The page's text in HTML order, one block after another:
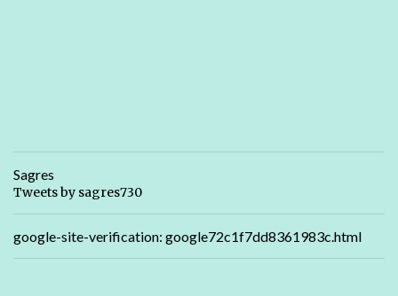
Sagres
Tweets by sagres730
google-site-verification: google72c1f7dd8361983c.html